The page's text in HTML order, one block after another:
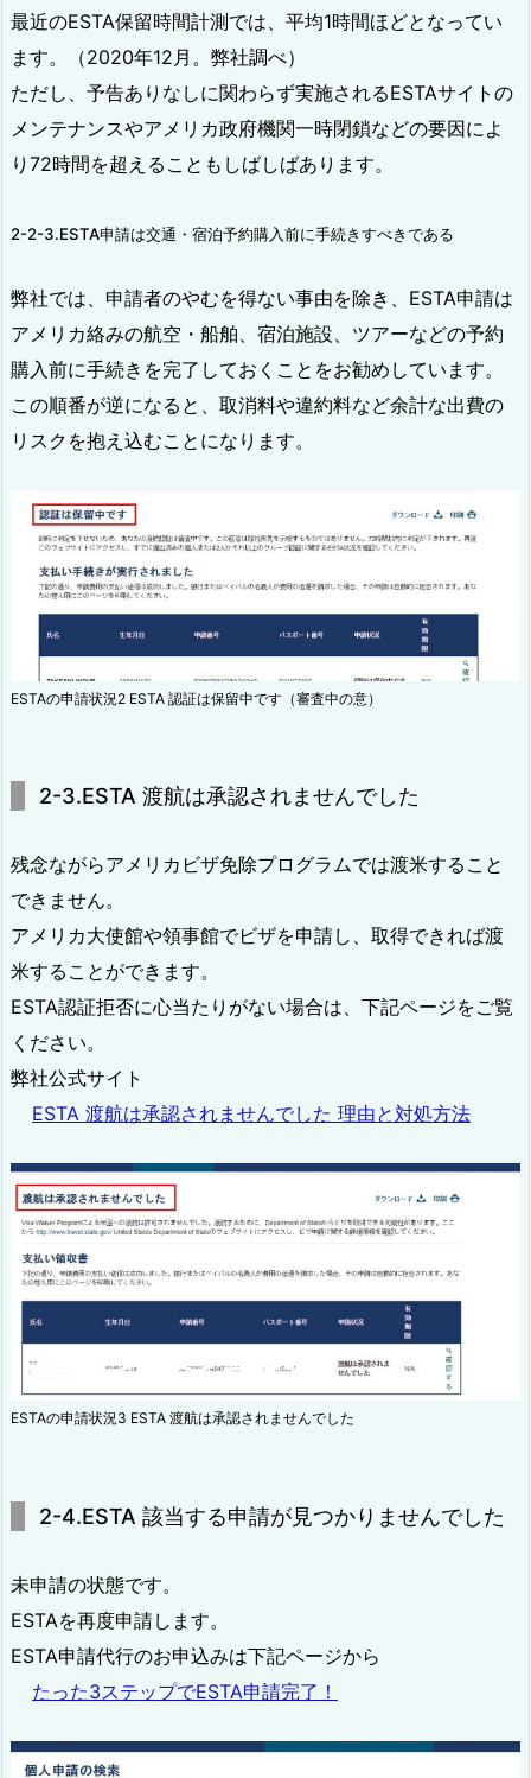
最近のESTA保留時間計測では、平均1時間ほどとなってい
ます。（2020年12月。弊社調べ）
ただし、予告ありなしに関わらず実施されるESTAサイトの
メンテナンスやアメリカ政府機関一時閉鎖などの要因によ
り72時間を超えることもしばしばあります。
2-2-3.ESTA申請は交通・宿泊予約購入前に手続きすべきである
弊社では、申請者のやむを得ない事由を除き、ESTA申請は
アメリカ絡みの航空・船舶、宿泊施設、ツアーなどの予約
購入前に手続きを完了しておくことをお勧めしています。
この順番が逆になると、取消料や違約料など余計な出費の
リスクを抱え込むことになります。
ESTAの申請状況2 ESTA 認証は保留中です（審査中の意）
2-3.ESTA 渡航は承認されませんでした
残念ながらアメリカビザ免除プログラムでは渡米すること
できません。
アメリカ大使館や領事館でビザを申請し、取得できれば渡
米することができます。
ESTA認証拒否に心当たりがない場合は、下記ページをご覧
ください。
弊社公式サイト
ESTA 渡航は承認されませんでした 理由と対処方法
ESTAの申請状況3 ESTA 渡航は承認されませんでした
2-4.ESTA 該当する申請が見つかりませんでした
未申請の状態です。
ESTAを再度申請します。
ESTA申請代行のお申込みは下記ページから
たった3ステップでESTA申請完了！